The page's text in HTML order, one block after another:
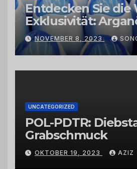
Entdecken Sie die
Exklusivität:
Schwarzkümmelöl
Großhändlern
NOVEMBER 8, 2023
UNCATEGORIZED
POL-PDTR:
Grabschmuck
OKTOBER 19, 2023 AZIZ